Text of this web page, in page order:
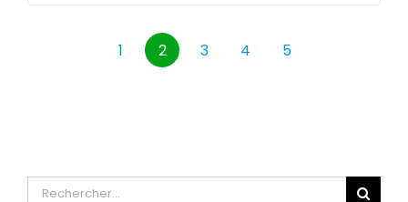
1 2 3 4 5
Rechercher: